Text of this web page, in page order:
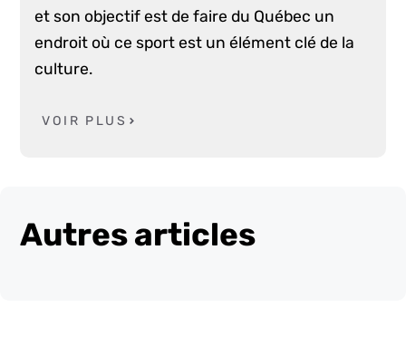
et son objectif est de faire du Québec un
endroit où ce sport est un élément clé de la
culture.
VOIR PLUS
Autres articles